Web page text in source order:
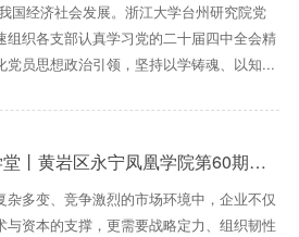
国经济社会发展。浙江大学台州研究院党
组织各支部认真学习党的二十届四中全会精
党员思想政治引领，坚持以学铸魂、以知...
岩区永宁凤凰学院第60期：毛泽东领导艺术与企业实践
杂多变、竞争激烈的市场环境中，企业不仅
与资本的支撑，更需要战略定力、组织韧性